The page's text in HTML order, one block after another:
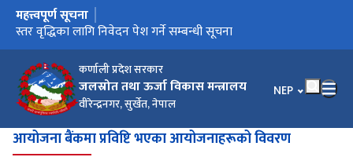
कर्णाली प्रदेश सरकार
जलस्रोत तथा ऊर्जा विकास मन्त्रालय
वीरेन्द्रनगर, सुर्खेत, नेपाल
भाषा चयन गर्नुहोस्
NEP
मुख्य नेभिगेसनमा जानुहोस्
महत्त्वपूर्ण सूचना
स्तर वृद्धिका लागि निवेदन पेश गर्ने सम्बन्धी सूचना
आयोजना बैंकमा प्रविष्टि भएका आयोजनाहरूको विवरण